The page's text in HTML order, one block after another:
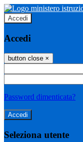
Accedi
Accedi
button close ×
Password dimenticata?
Seleziona utente